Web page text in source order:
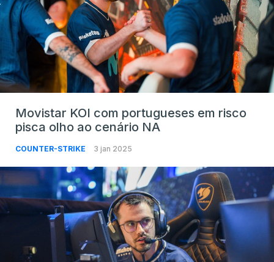
Movistar KOI com portugueses em risco
pisca olho ao cenário NA
COUNTER-STRIKE 3 jan 2025